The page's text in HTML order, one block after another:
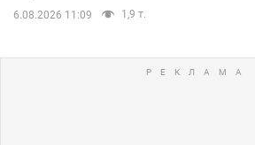
6.08.2026 11:09 1,9 т.